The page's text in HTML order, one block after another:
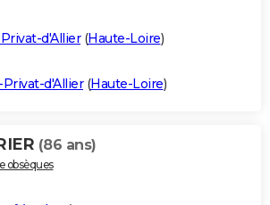
d'Allier(Haute-Loire)
Privat-d'Allier(Haute-Loire)
(86 ans)
obsèques